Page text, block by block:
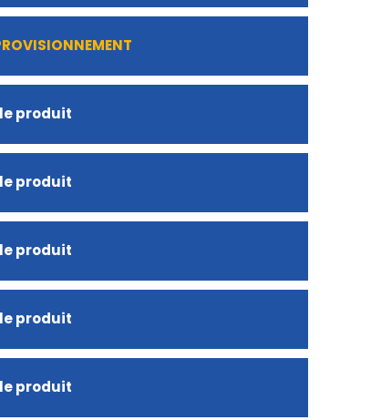
produit
produit
produit
produit
produit